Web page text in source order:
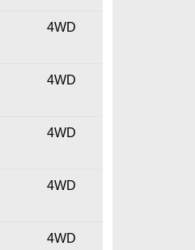
4WD
4WD
4WD
4WD
4WD